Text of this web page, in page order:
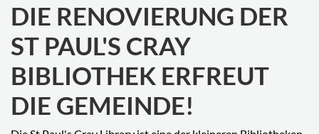
DIE RENOVIERUNG DER
ST PAUL'S CRAY
BIBLIOTHEK ERFREUT
DIE GEMEINDE!